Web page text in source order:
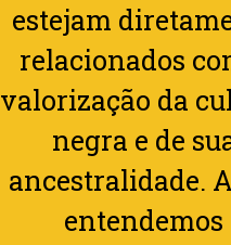
estejam
relacionados
valorização da
negra e de
ancestralidade.
entendemos